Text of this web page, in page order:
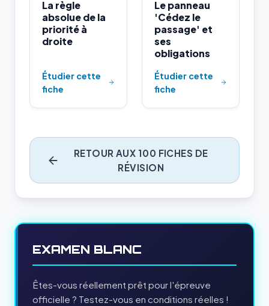
La règle
absolue de la
priorité à
droite
Étudier cette
fiche
Le panneau
'Cédez le
passage' et
ses
obligations
Étudier cette
fiche
RETOUR AUX 100 FICHES DE
RÉVISION
EXAMEN BLANC
Êtes-vous réellement prêt pour l'épreuve
officielle ? Testez-vous en conditions réelles !